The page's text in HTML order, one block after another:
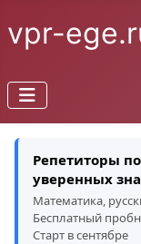
vpr-
Репетиторы
уверенных
Математика,
Бесплатный
Старт в сентябре